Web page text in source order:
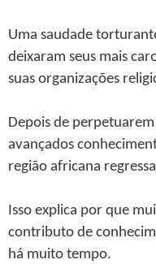
Uma saudade
deixaram seus mais
suas organizações
Depois de
avançados
região africana
Isso explica por que
contributo de
há muito tempo.